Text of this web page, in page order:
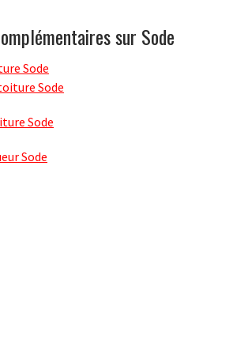
sur Sode
Sode
Sode
Sode
Sode